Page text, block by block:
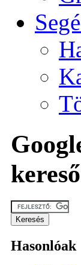
kereső
Hasonlóak